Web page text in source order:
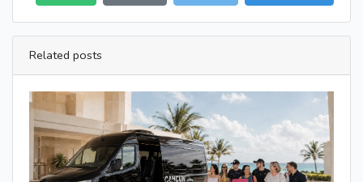
Related posts